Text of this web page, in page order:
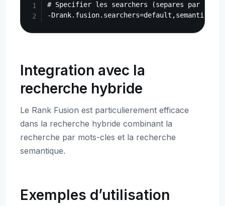
# Specifier les searchers (separes par des
Integration avec la
recherche hybride
Le Rank Fusion est particulierement efficace
dans la recherche hybride combinant la
recherche par mots-cles et la recherche
semantique.
Exemples d’utilisation